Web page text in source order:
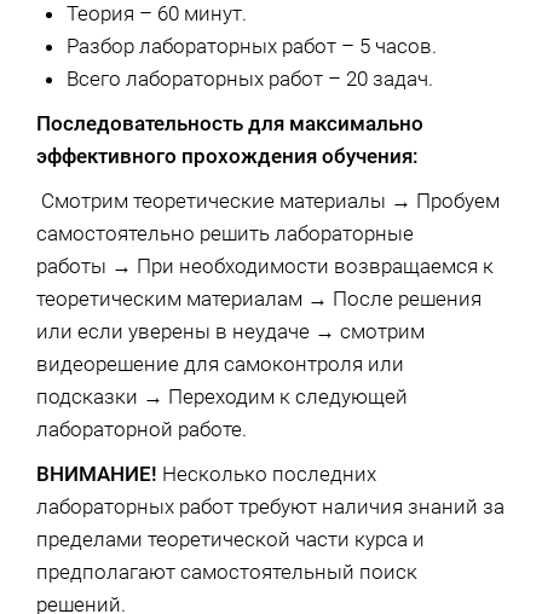
Теория – 60 минут.
Разбор лабораторных работ – 5 часов.
Всего лабораторных работ – 20 задач.
Последовательность для максимально
эффективного прохождения обучения:
Смотрим теоретические материалы → Пробуем
самостоятельно решить лабораторные
работы → При необходимости возвращаемся к
теоретическим материалам → После решения
или если уверены в неудаче → смотрим
видеорешение для самоконтроля или
подсказки → Переходим к следующей
лабораторной работе.
ВНИМАНИЕ! Несколько последних
лабораторных работ требуют наличия знаний за
пределами теоретической части курса и
предполагают самостоятельный поиск
решений.